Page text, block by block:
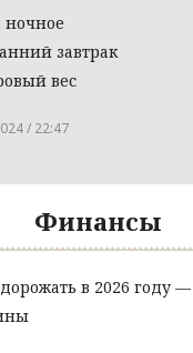
ночное
завтрак
вес
/ 22:47
Финансы
в 2026 году